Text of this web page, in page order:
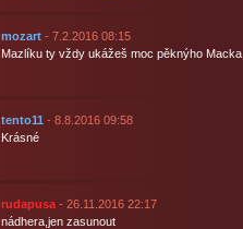
mozart- 7.2.2016 08:15
Mazlíku ty vždy ukážeš moc pěknýho Macka
tento11 - 8.8.2016 09:58
Krásné
rudapusa- 26.11.2016 22:17
nádhera,jen zasunout